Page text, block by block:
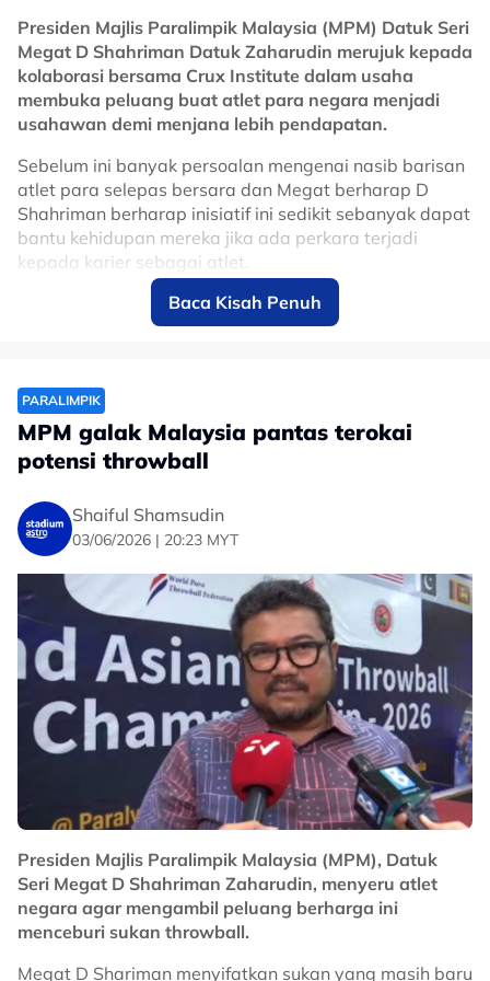
Presiden Majlis Paralimpik Malaysia (MPM) Datuk Seri
Megat D Shahriman Datuk Zaharudin merujuk kepada
kolaborasi bersama Crux Institute dalam usaha
membuka peluang buat atlet para negara menjadi
usahawan demi menjana lebih pendapatan.
Sebelum ini banyak persoalan mengenai nasib barisan
atlet para selepas bersara dan Megat berharap D
Shahriman berharap inisiatif ini sedikit sebanyak dapat
bantu kehidupan mereka jika ada perkara terjadi
kepada karier sebagai atlet.
"Mereka bukan sahaja dilatih sebagai atlet malah
setiap atlet (terpilih) akan dilatih selama 14 hari.
Walaupun atlet perlu mengikuti program kebangsaan,
tetapi ia boleh diteruskan oleh ahli keluarga dan
peruntukan diberikan kepada atlet para.
"Kami nak pastikan ketika pencen (contohnya) ada
pendapatan lain yang boleh bantu mereka.
"Setakat ini 40 orang dahulu dan saya juga sasarkan
2,000 atlet para lagi yang di luar program. Saya akan
dapat peruntukan sewajarnya untuk mereka juga.
"Insya-Allah Tiada atlet yang akan tercicir," katanya.
No node context available.
Related Topics
#Paralimpik
Baca Kisah Penuh
PARALIMPIK
MPM galak Malaysia pantas terokai
potensi throwball
Shaiful Shamsudin
03/06/2026 | 20:23 MYT
Presiden Majlis Paralimpik Malaysia (MPM), Datuk
Seri Megat D Shahriman Zaharudin, menyeru atlet
negara agar mengambil peluang berharga ini
menceburi sukan throwball.
Megat D Shariman menyifatkan sukan yang masih baru